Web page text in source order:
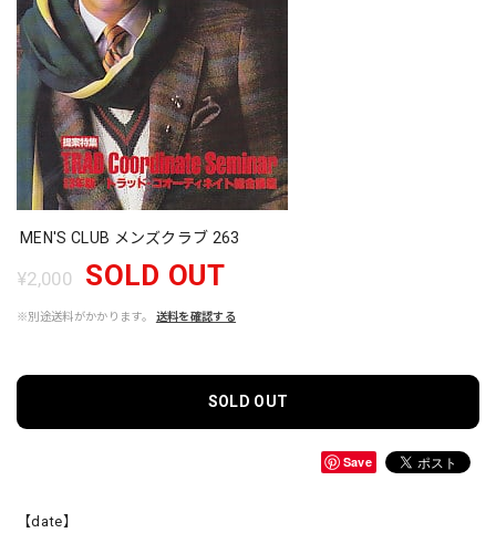
MEN'S CLUB メンズクラブ 263
¥2,000 SOLD OUT
※別途送料がかかります。 送料を確認する
SOLD OUT
Save
【date】